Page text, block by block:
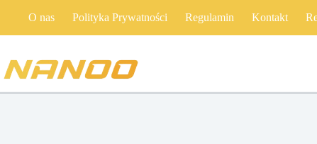
O nas Polityka Prywatności Regulamin Kontakt